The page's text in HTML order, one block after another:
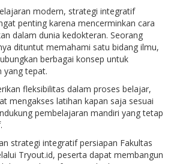
modern, strategi integratif
penting karena mencerminkan cara
dalam dunia kedokteran. Seorang
dituntut memahami satu bidang ilmu,
berbagai konsep untuk
yang tepat.
fleksibilitas dalam proses belajar,
mengakses latihan kapan saja sesuai
pembelajaran mandiri yang tetap
strategi integratif persiapan Fakultas
Tryout.id, peserta dapat membangun